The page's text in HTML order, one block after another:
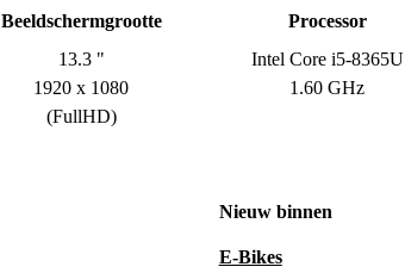
Beeldschermgrootte
13.3 "
1920 x 1080
(FullHD)
Processor
Intel Core i5-8365U
1.60 GHz
Nieuw binnen
E-Bikes